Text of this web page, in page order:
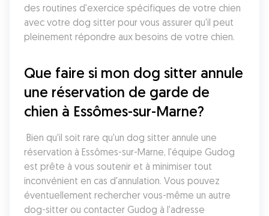
des routines d'exercice spécifiques de votre chien
avec votre dog sitter pour vous assurer qu'il peut
pleinement répondre aux besoins de votre chien.
Que faire si mon dog sitter annule
une réservation de garde de
chien à Essômes-sur-Marne?
réservation à Essômes-sur-Marne, l'équipe Gudog
est prête à vous soutenir et à minimiser tout
inconvénient en cas d'annulation. Vous pouvez
éventuellement rechercher vous-même un autre
dog-sitter ou contacter Gudog à l'adresse